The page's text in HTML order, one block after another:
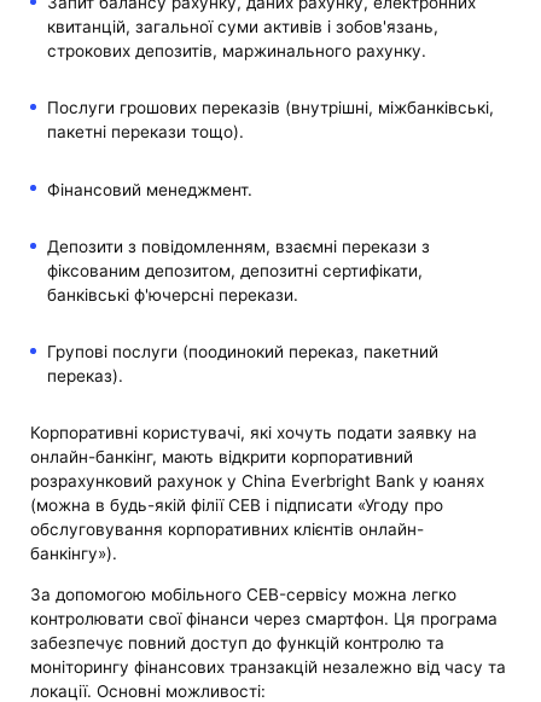
квитанцій, загальної суми активів і зобов'язань,
строкових депозитів, маржинального рахунку.
Послуги грошових переказів (внутрішні, міжбанківські,
пакетні перекази тощо).
Фінансовий менеджмент.
Депозити з повідомленням, взаємні перекази з
фіксованим депозитом, депозитні сертифікати,
банківські ф'ючерсні перекази.
Групові послуги (поодинокий переказ, пакетний
переказ).
Корпоративні користувачі, які хочуть подати заявку на
онлайн-банкінг, мають відкрити корпоративний
розрахунковий рахунок у China Everbright Bank у юанях
(можна в будь-якій філії CEB і підписати «Угоду про
обслуговування корпоративних клієнтів онлайн-
банкінгу»).
За допомогою мобільного CEB-сервісу можна легко
контролювати свої фінанси через смартфон. Ця програма
забезпечує повний доступ до функцій контролю та
моніторингу фінансових транзакцій незалежно від часу та
локації. Основні можливості: